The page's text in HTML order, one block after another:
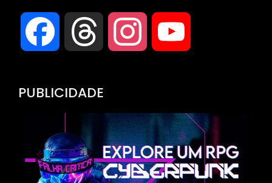
Facebook Threads Instagram
PUBLICIDADE